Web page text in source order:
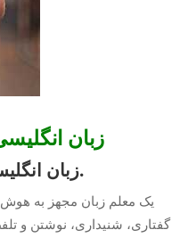
زبان انگلیسی را 5 برابر سریعتر
زبان انگلیسی را با شگفتی و لذت بیاموزید.